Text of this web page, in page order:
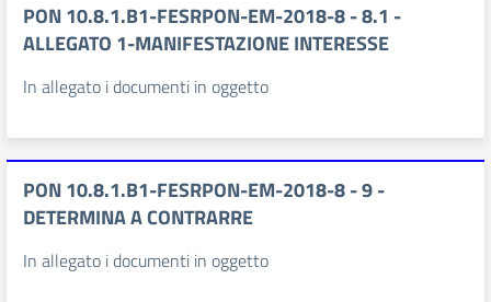
PON 10.8.1.B1-FESRPON-EM-2018-8 - 8.1 -
ALLEGATO 1-MANIFESTAZIONE INTERESSE
In allegato i documenti in oggetto
PON 10.8.1.B1-FESRPON-EM-2018-8 - 9 -
DETERMINA A CONTRARRE
In allegato i documenti in oggetto